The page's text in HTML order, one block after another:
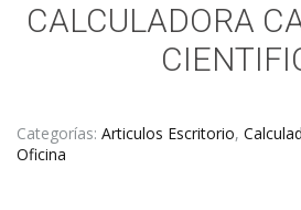
CALCULADORA
Categorías: Articulos Escritorio,
Oficina